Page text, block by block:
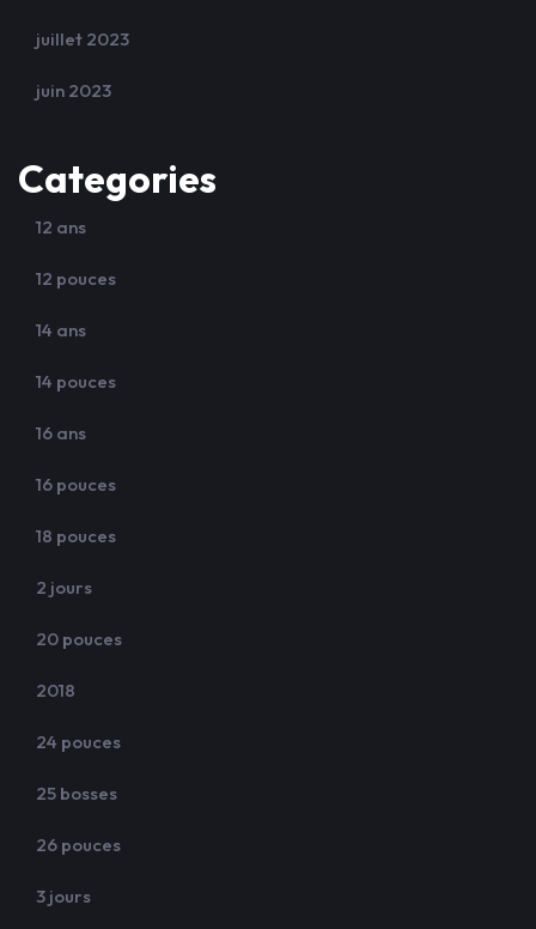
juillet 2023
juin 2023
Categories
12 ans
12 pouces
14 ans
14 pouces
16 ans
16 pouces
18 pouces
2 jours
20 pouces
2018
24 pouces
25 bosses
26 pouces
3 jours